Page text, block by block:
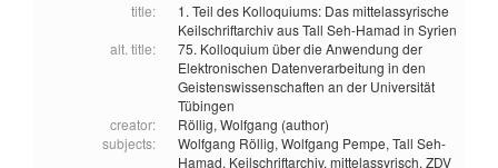
title:
1. Teil des Kolloquiums: Das mittelassyrische
Keilschriftarchiv aus Tall Seh-Hamad in Syrien
alt. title:
75. Kolloquium über die Anwendung der
Elektronischen Datenverarbeitung in den
Geistenswissenschaften an der Universität
Tübingen
creator:
Röllig, Wolfgang (author)
subjects:
Wolfgang Röllig, Wolfgang Pempe, Tall Seh-
Hamad, Keilschriftarchiv, mittelassyrisch, ZDV